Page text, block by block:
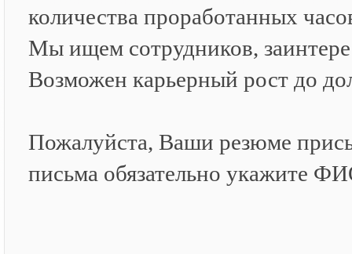
количества проработанных
Мы ищем сотрудников,
Возможен карьерный рост до
Пожалуйста, Ваши резюме
письма обязательно укажите